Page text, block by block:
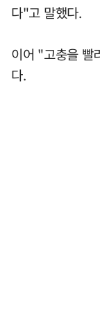
다"고 말했다.
이어 "고충을 빨
다.